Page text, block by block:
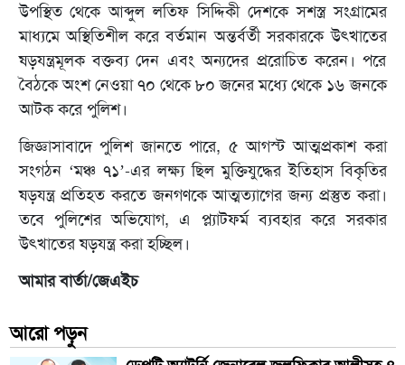
উপস্থিত থেকে আব্দুল লতিফ সিদ্দিকী দেশকে সশস্ত্র সংগ্রামের
মাধ্যমে অস্থিতিশীল করে বর্তমান অন্তর্বর্তী সরকারকে উৎখাতের
ষড়যন্ত্রমূলক বক্তব্য দেন এবং অন্যদের প্ররোচিত করেন। পরে
বৈঠকে অংশ নেওয়া ৭০ থেকে ৮০ জনের মধ্যে থেকে ১৬ জনকে
আটক করে পুলিশ।
জিজ্ঞাসাবাদে পুলিশ জানতে পারে, ৫ আগস্ট আত্মপ্রকাশ করা
সংগঠন ‘মঞ্চ ৭১’-এর লক্ষ্য ছিল মুক্তিযুদ্ধের ইতিহাস বিকৃতির
ষড়যন্ত্র প্রতিহত করতে জনগণকে আত্মত্যাগের জন্য প্রস্তুত করা।
তবে পুলিশের অভিযোগ, এ প্ল্যাটফর্ম ব্যবহার করে সরকার
উৎখাতের ষড়যন্ত্র করা হচ্ছিল।
আমার বার্তা/জেএইচ
আরো পড়ুন